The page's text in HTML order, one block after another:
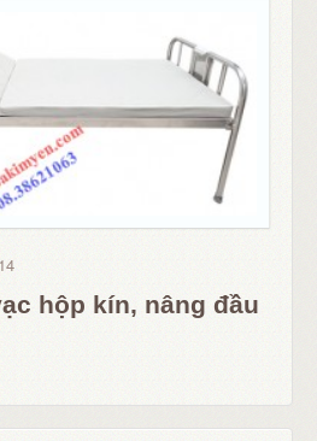
hộp kín, nâng đầu